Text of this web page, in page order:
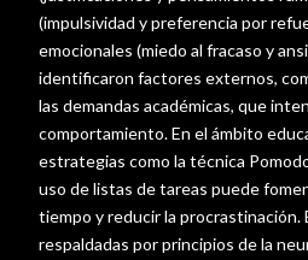
(impulsividad y preferencia por
emocionales (miedo al fracaso y
identificaron factores externos,
las demandas académicas, que
comportamiento. En el ámbito
estrategias como la técnica
uso de listas de tareas puede
tiempo y reducir la procrastinación.
respaldadas por principios de la